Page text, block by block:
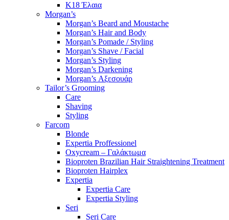
K18 Έλαια
Morgan’s
Morgan’s Beard and Moustache
Morgan’s Hair and Body
Morgan’s Pomade / Styling
Morgan’s Shave / Facial
Morgan’s Styling
Morgan’s Darkening
Morgan’s Αξεσουάρ
Tailor’s Grooming
Care
Shaving
Styling
Farcom
Blonde
Expertia Proffessionel
Oxycream – Γαλάκτωμα
Bioproten Brazilian Hair Straightening Treatment
Bioproten Hairplex
Expertia
Expertia Care
Expertia Styling
Seri
Seri Care